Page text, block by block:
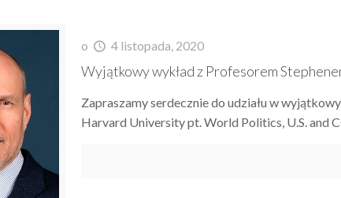
o 4 listopada, 2020
Wyjątkowy wykład z Profesorem
Zapraszamy serdecznie do udziału w
Harvard University pt. World Politics, U.S. and